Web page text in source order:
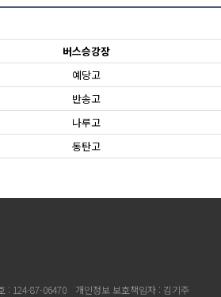
버스승강장
예당고
반송고
나루고
동탄고
: 124-87-06470
개인정보 보호책임자 : 김기주